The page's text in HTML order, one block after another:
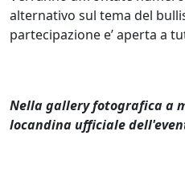
alternativo sul tema del
partecipazione e’ aperta a
Nella gallery fotografica a
locandina ufficiale